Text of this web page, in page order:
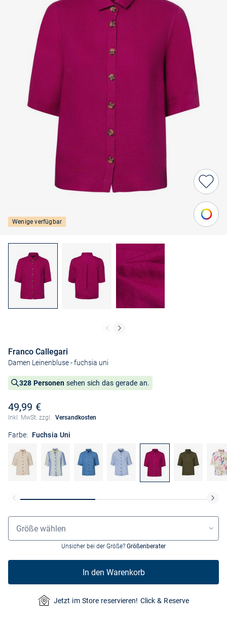
Wenige verfügbar
Franco Callegari
Damen Leinenbluse- fuchsia uni
328 Personen sehen sich das gerade an.
49,99 €
Inkl. MwSt. zzgl. Versandkosten
Farbe: Fuchsia Uni
Grössenauswahl
Größe wählen
Unsicher bei der Größe? Größenberater
In den Warenkorb
Jetzt im Store reservieren! Click & Reserve